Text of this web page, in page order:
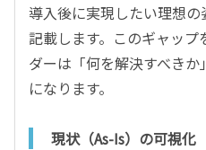
導入後に実現したい理想
記載します。このギャッ
ダーは「何を解決すべき
になります。
現状（As-Is）の可視化